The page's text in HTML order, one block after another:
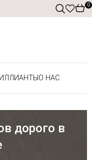
0
О НАС
дорого в